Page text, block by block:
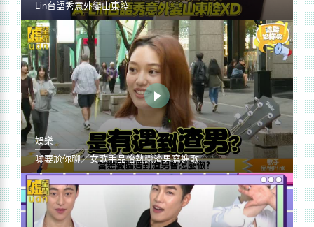
Lin台語秀意外變山東腔
娛樂
噓要尬你聊／女歌手品怡熱戀渣男寫進歌